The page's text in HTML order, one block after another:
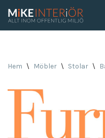
Hem \ Möbler \ Stolar \